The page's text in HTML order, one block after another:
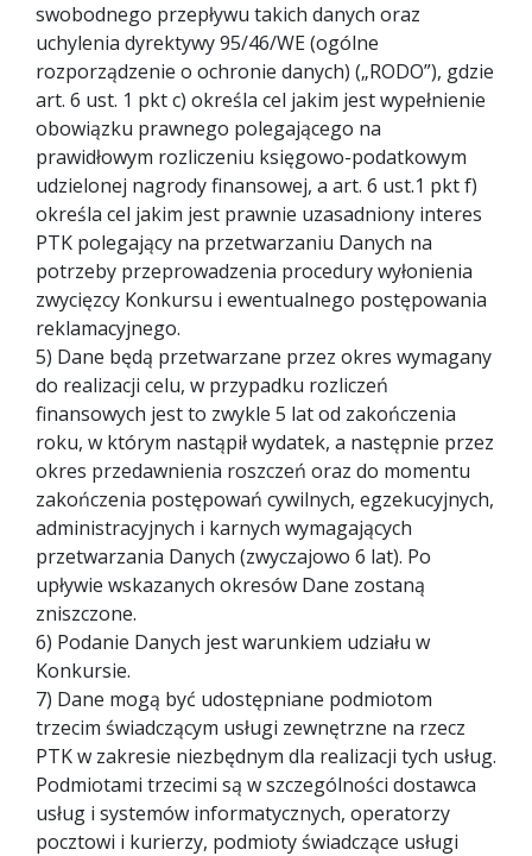
swobodnego przepływu takich danych oraz
uchylenia dyrektywy 95/46/WE (ogólne
rozporządzenie o ochronie danych) („RODO”), gdzie
art. 6 ust. 1 pkt c) określa cel jakim jest wypełnienie
obowiązku prawnego polegającego na
prawidłowym rozliczeniu księgowo-podatkowym
udzielonej nagrody finansowej, a art. 6 ust.1 pkt f)
określa cel jakim jest prawnie uzasadniony interes
PTK polegający na przetwarzaniu Danych na
potrzeby przeprowadzenia procedury wyłonienia
zwycięzcy Konkursu i ewentualnego postępowania
reklamacyjnego.
5) Dane będą przetwarzane przez okres wymagany
do realizacji celu, w przypadku rozliczeń
finansowych jest to zwykle 5 lat od zakończenia
roku, w którym nastąpił wydatek, a następnie przez
okres przedawnienia roszczeń oraz do momentu
zakończenia postępowań cywilnych, egzekucyjnych,
administracyjnych i karnych wymagających
przetwarzania Danych (zwyczajowo 6 lat). Po
upływie wskazanych okresów Dane zostaną
zniszczone.
6) Podanie Danych jest warunkiem udziału w
Konkursie.
7) Dane mogą być udostępniane podmiotom
trzecim świadczącym usługi zewnętrzne na rzecz
PTK w zakresie niezbędnym dla realizacji tych usług.
Podmiotami trzecimi są w szczególności dostawca
usług i systemów informatycznych, operatorzy
pocztowi i kurierzy, podmioty świadczące usługi